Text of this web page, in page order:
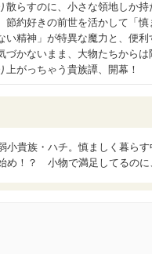
散らすのに、小さな領地しか
節約好きの前世を活かして「
い精神」が特異な魔力と、便
づかないまま、大物たちから
上がっちゃう貴族譚、開幕！
小貴族・ハチ。慎ましく暮ら
め！？ 小物で満足してるのに